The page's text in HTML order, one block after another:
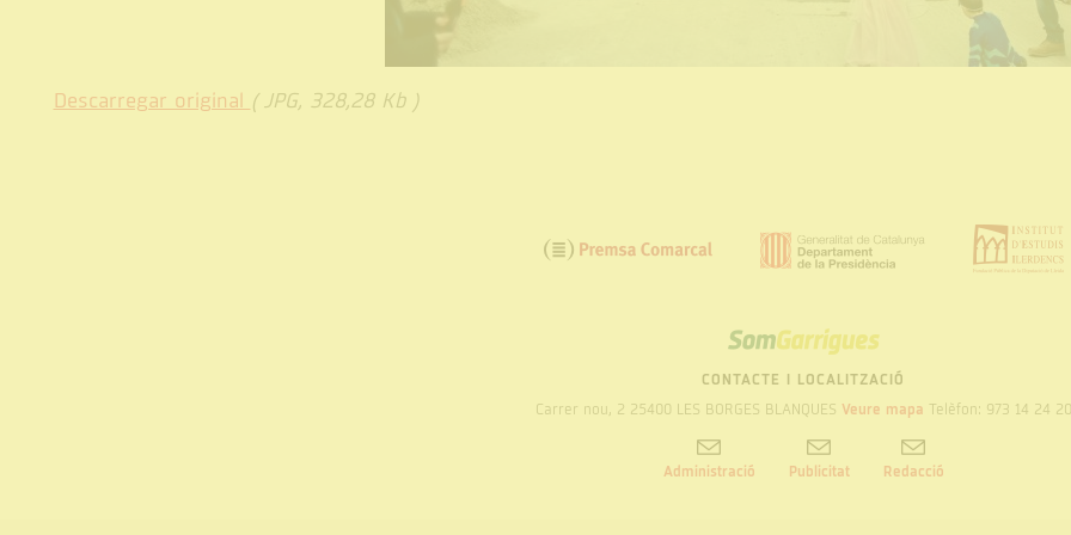
Descarregar original ( JPG, 328,28 Kb )
SOM
GARRIGUES
CONTACTE I LOCALITZACIÓ
Carrer nou, 2 25400 LES BORGES BLANQUES Veure mapa Telèfon: 973 14 24 20
Administració Publicitat Redacció